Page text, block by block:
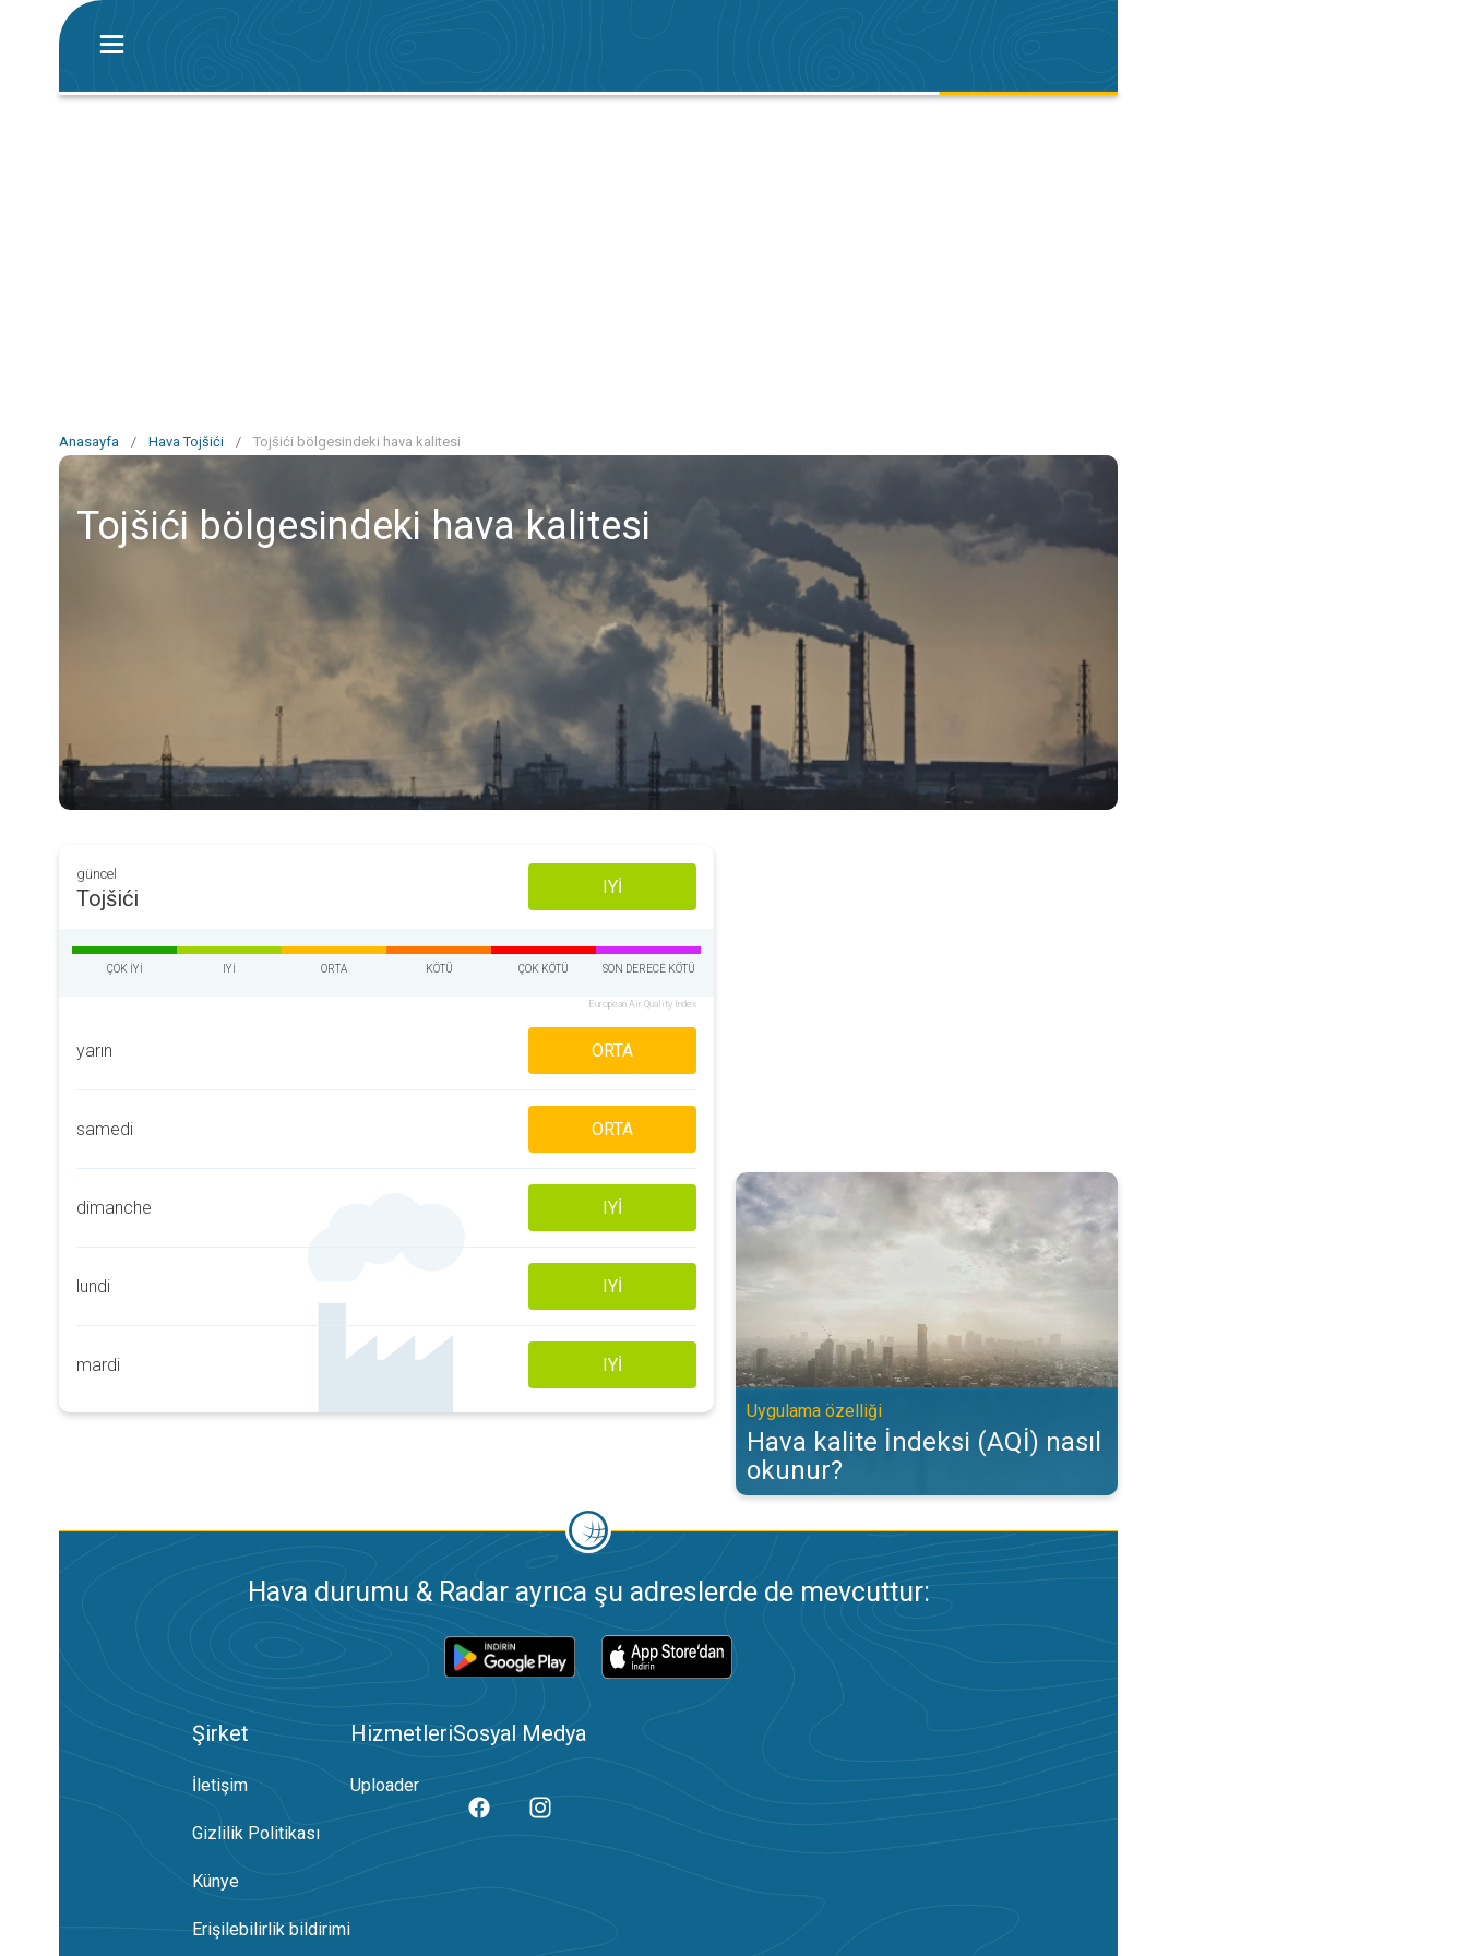
Anasayfa / Hava Tojšići / Tojšići bölgesindeki hava kalitesi
Tojšići bölgesindeki hava kalitesi
güncel
Tojšići IYI
ÇOK IYI IYI ORTA KÖTÜ ÇOK KÖTÜ SON DERECE KÖTÜ
European Air Quality Index
yarın ORTA
samedi ORTA
dimanche IYI
lundi IYI
mardi IYI
Hava kalite İndeksi (AQİ) nasıl okunur?. Uygulama özelliği. . .
Uygulama özelliği
Hava kalite İndeksi (AQİ) nasıl
okunur?
Hava durumu & Radar ayrıca şu adreslerde de mevcuttur:
Şirket
İletişim
Gizlilik Politikası
Künye
Erişilebilirlik bildirimi
Hizmetleri
Uploader
Sosyal Medya